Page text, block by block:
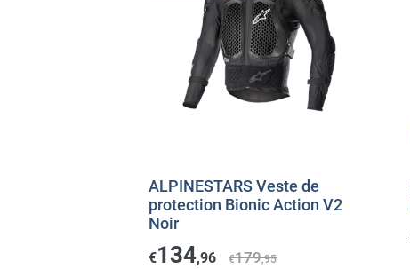
ALPINESTARS Veste de
protection Bionic Action V2
Noir
€134,96 €179,95